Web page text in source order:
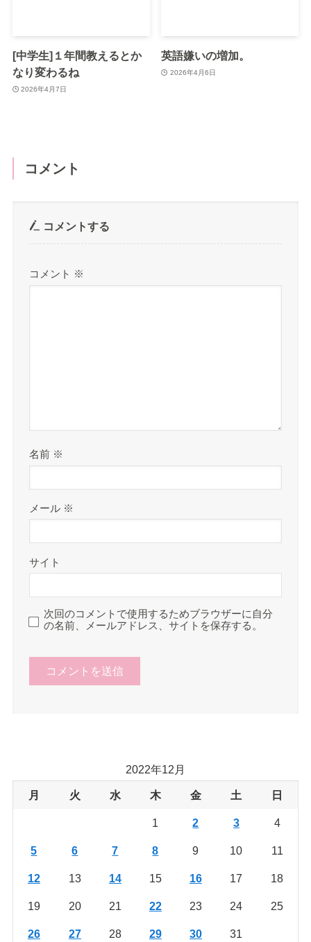
[中学生]１年間教えるとか
なり変わるね
2026年4月7日
英語嫌いの増加。
2026年4月6日
コメント
コメントする
コメント ※
名前 ※
メール ※
サイト
次回のコメントで使用するためブラウザーに自分
の名前、メールアドレス、サイトを保存する。
2022年12月
月 火 水 木 金 土 日
1 2 3 4
5 6 7 8 9 10 11
12 13 14 15 16 17 18
19 20 21 22 23 24 25
26 27 28 29 30 31